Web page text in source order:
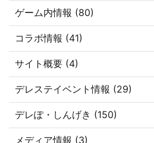
ゲーム内情報 (80)
コラボ情報 (41)
サイト概要 (4)
デレステイベント情報 (29)
デレぽ・しんげき (150)
メディア情報 (3)